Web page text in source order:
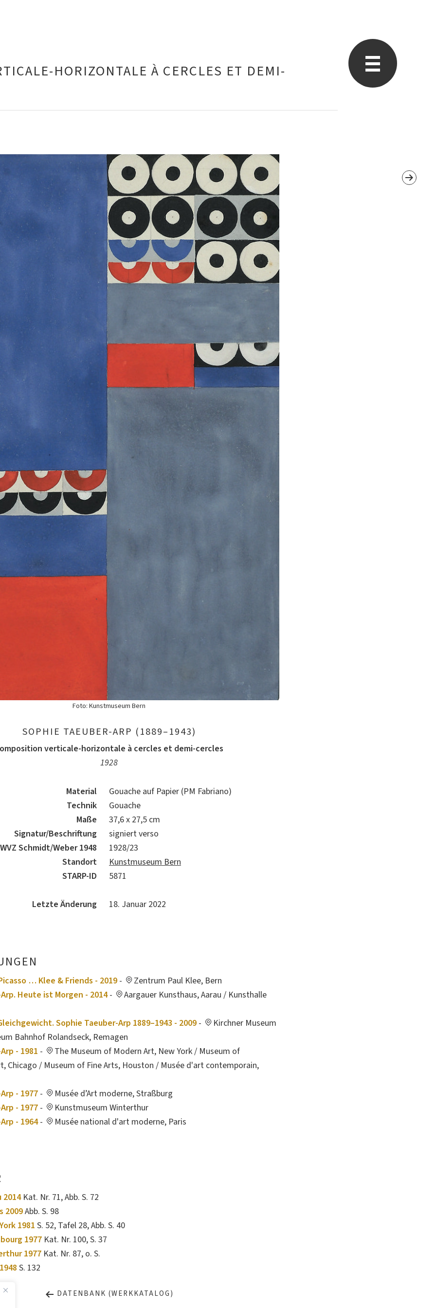
HORIZONTALE À CERCLES ET DEMI-
Foto: Kunstmuseum Bern
SOPHIE TAEUBER-ARP (1889–1943)
verticale-horizontale à cercles et demi-cercles
1928
Material
Gouache auf Papier (PM Fabriano)
Technik
Gouache
Maße
37,6 x 27,5 cm
Signatur/Beschriftung
signiert verso
WVZ Schmidt/Weber 1948
1928/23
Standort
Kunstmuseum Bern
STARP-ID
5871
Letzte Änderung 18. Januar 2022
… Klee & Friends - 2019 -
Zentrum Paul Klee, Bern
Heute ist Morgen - 2014- Aargauer Kunsthaus, Aarau / Kunsthalle
Sophie Taeuber-Arp 1889–1943 - 2009 -
Kirchner Museum
Bahnhof Rolandseck, Remagen
- 1981 -
The Museum of Modern Art, New York / Museum of
Chicago / Museum of Fine Arts, Houston / Musée d'art contemporain,
- 1977 -
Musée d’Art moderne, Straßburg
- 1977 -
Kunstmuseum Winterthur
- 1964- Musée national d'art moderne, Paris
2014Kat. Nr. 71, Abb. S. 72
2009Abb. S. 98
1981 S. 52, Tafel 28, Abb. S. 40
1977 Kat. Nr. 100, S. 37
1977 Kat. Nr. 87, o. S.
S. 132
DATENBANK (WERKKATALOG)